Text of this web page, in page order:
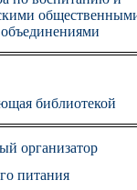
библиотекой
организатор
питания